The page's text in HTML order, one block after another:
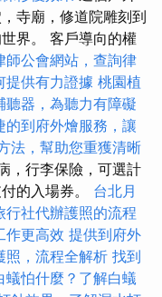
寺廟，修道院雕刻到
界。 客戶導向的權
師公會網站，查詢律
提供有力證據 桃園植
聽器，為聽力有障礙
的到府外燴服務，讓
法，幫助您重獲清晰
，行李保險，可選計
的入場券。 台北月
行社代辦護照的流程
作更高效 提供到府外
照，流程全解析 找到
蟻怕什麼？了解白蟻